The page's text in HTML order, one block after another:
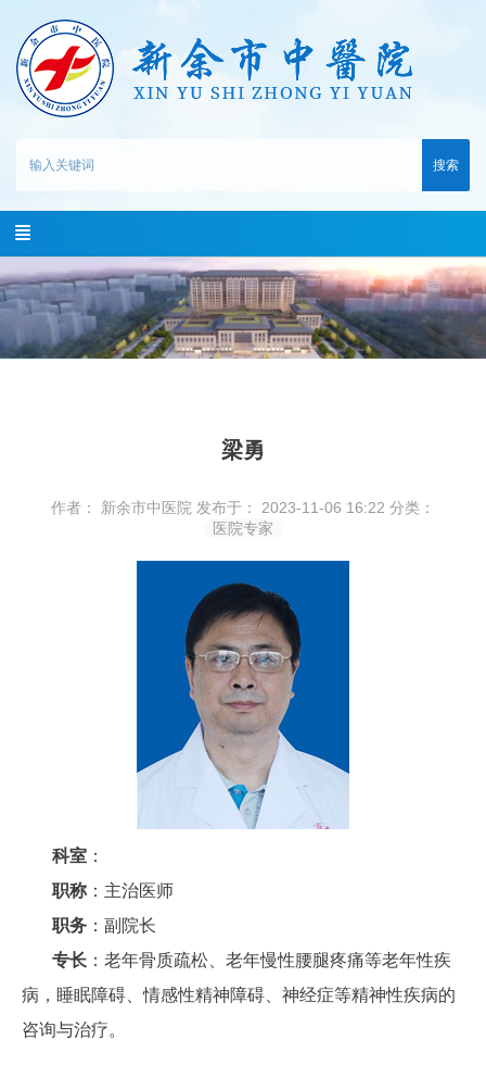
搜索
梁勇
作者： 新余市中医院 发布于： 2023-11-06 16:22 分类：
医院专家
科室 ：
职称 ：主治医师
职务 ：副院长
专长 ：老年骨质疏松、老年慢性腰腿疼痛等老年性疾
病，睡眠障碍、情感性精神障碍、神经症等精神性疾病的
咨询与治疗。